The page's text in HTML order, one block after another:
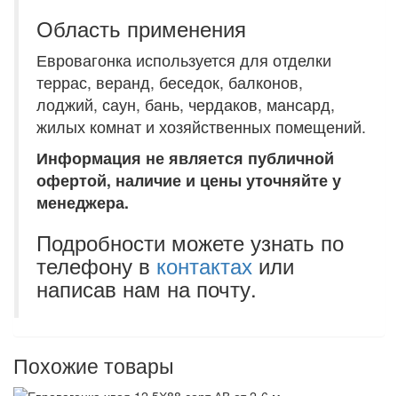
Область применения
Евровагонка используется для отделки
террас, веранд, беседок, балконов,
лоджий, саун, бань, чердаков, мансард,
жилых комнат и хозяйственных помещений.
Информация не является публичной
офертой, наличие и цены уточняйте у
менеджера.
Подробности можете узнать по
телефону в контактахили
написав нам на почту.
Похожие товары